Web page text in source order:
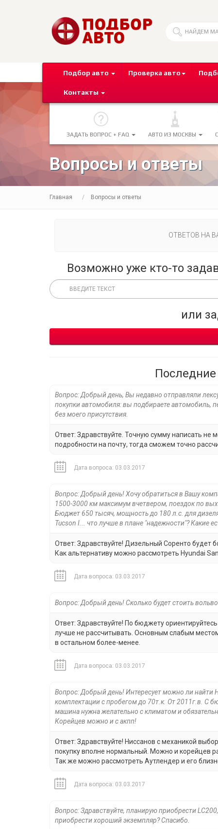
Подбор авто Проверка авто
Контакты
ЗАДАТЬ ВОПРОС + FAQ АВТО ИЗ МОСКВЫ
Вопросы и ответы
Главная Вопросы и ответы
ОТВЕТОВ НА
Возможно уже кто-то
или
Вопрос: Добрый день, Вы недавно отправляли
покупки автомобиля: вы подбираете автомобиль,
без моего присутствия.
Ответ: Здравствуйте. Точную сумму написать не
подробности на почту, тогда сможем точно
Дата вопроса: 03.03.2017
Вопрос: Добрый день! Хочу обратиться в Вашу
1500-3000 км максимум вчетвером, поездок по
Бюджет 650 тысяч, мощность до 180 л.с. для
Tucson I... что лучше в плане "надежности"? Какие
Ответ: Здравствуйте! Дизельный Соренто будет
Как альтернативу можно рассмотреть Hyundai
Дата вопроса: 03.03.2017
Вопрос: Добрый день! Сколько будет стоить
Ответ: Здравствуйте! По бюджету
лучше не рассчитывать. Основным слабым
в остальном более-менее.
Дата вопроса: 03.03.2017
Вопрос: Добрый день! Интересует можно ли найти
комплектации с пробегом до 70т.к. От 2011г.в. С
машина нужна желательно с климатом и
Корейцев можно и с акпп!
Ответ: Здравствуйте! Ниссанов с механикой
покупку вполне нормальный. Можно и корейцев
Так же можно рассмотреть Аутлендер и его
Дата вопроса: 03.03.2017
Вопрос: Здравствуйте, планирую приобрести
приобрести хороший экземпляр? Спасибо.